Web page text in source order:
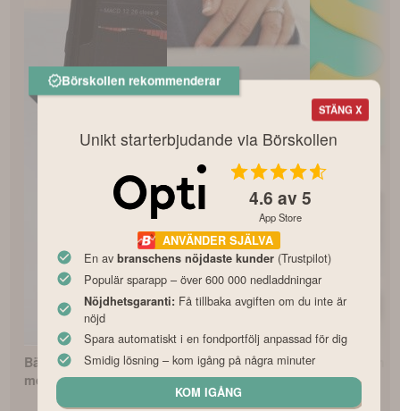
Bästa indexfonderna
med lägst avgifter
Bästa PPM-fonderna
för pensionssparandet
Fonderna
avkastning
STÄNG X
Börskollen rekommenderar
Unikt starterbjudande via Börskollen
4.6 av 5
App Store
ANVÄNDER SJÄLVA
En av branschens nöjdaste kunder(Trustpilot)
Populär sparapp – över 600 000 nedladdningar
Nöjdhetsgaranti: Få tillbaka avgiften om du inte är
nöjd
Spara automatiskt i en fondportfölj anpassad för dig
Smidig lösning – kom igång på några minuter
KOM IGÅNG